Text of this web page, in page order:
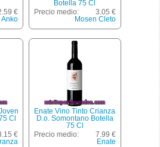
€
Anko
Botella 75 Cl
Precio medio:
3.05 €
Mosen Cleto
Cl
€
Enate Vino Tinto Crianza
D.o. Somontano Botella
75 Cl
Precio medio:
7.99 €
Enate